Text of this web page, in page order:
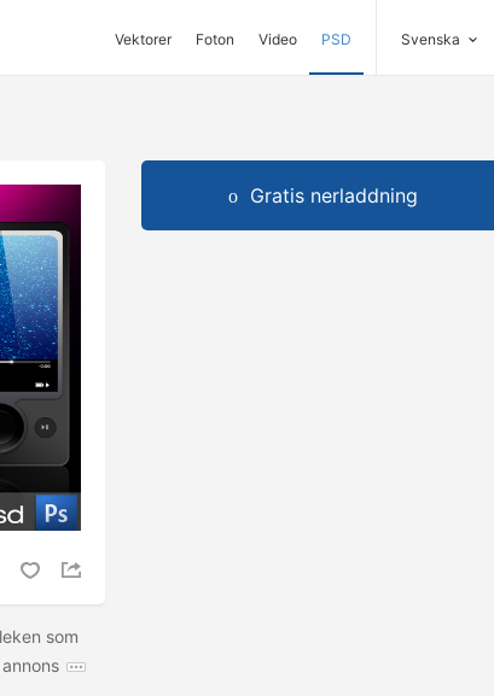
Vektorer Foton Video PSD Svenska
som
Gratis nerladdning